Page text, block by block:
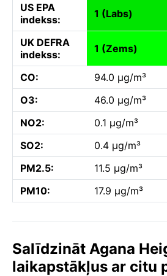
US EPA
indekss:
1 (Labs)
UK DEFRA
indekss:
1 (Zems)
CO:
94.0 µg/m³
O3:
46.0 µg/m³
NO2:
0.1 µg/m³
SO2:
0.4 µg/m³
PM2.5:
11.5 µg/m³
PM10:
17.9 µg/m³
Salīdzināt Agana
laikapstākļus ar citu